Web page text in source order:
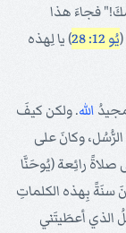
فجاءَ هذا
يُو 12: 28
) يا لِهذه
الله. ولكن كيفَ
وكانَ على
رائِعة (يُوحَنَّا
سنَةً بِهذه الكلماتِ
الذي أعطَيتَني